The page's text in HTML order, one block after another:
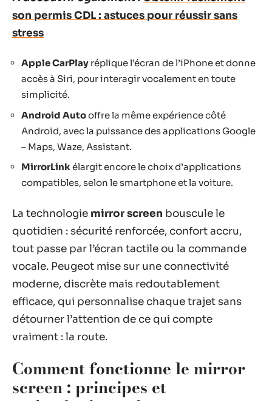
son permis CDL : astuces pour réussir sans
stress
Apple CarPlay réplique l’écran de l’iPhone et donne
accès à Siri, pour interagir vocalement en toute
simplicité.
Android Autooffre la même expérience côté
Android, avec la puissance des applications Google
– Maps, Waze, Assistant.
MirrorLinkélargit encore le choix d’applications
compatibles, selon le smartphone et la voiture.
La technologie mirror screen bouscule le
quotidien : sécurité renforcée, confort accru,
tout passe par l’écran tactile ou la commande
vocale. Peugeot mise sur une connectivité
moderne, discrète mais redoutablement
efficace, qui personnalise chaque trajet sans
détourner l’attention de ce qui compte
vraiment : la route.
Comment fonctionne le mirror
screen : principes et